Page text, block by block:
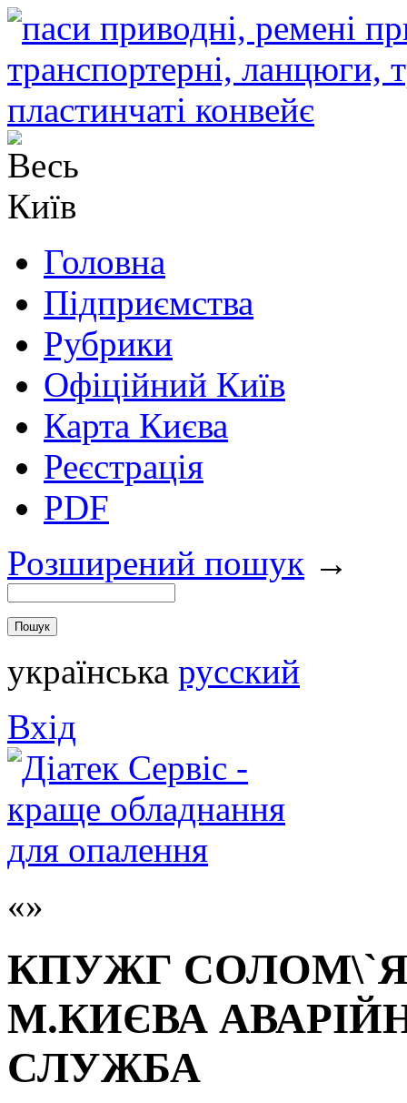
Головна
Підприємства
Рубрики
Офіційний Київ
Карта Києва
Реєстрація
PDF
Розширений пошук →
українська русский
Вхід
КПУЖГ
М.КИЄВА
СЛУЖБА